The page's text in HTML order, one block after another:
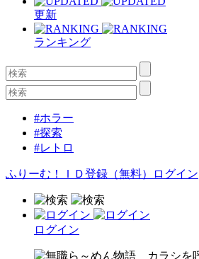
更新
ランキング
#ホラー
#探索
#レトロ
ふりーむ！ＩＤ登録（無料） ログイン
ログイン